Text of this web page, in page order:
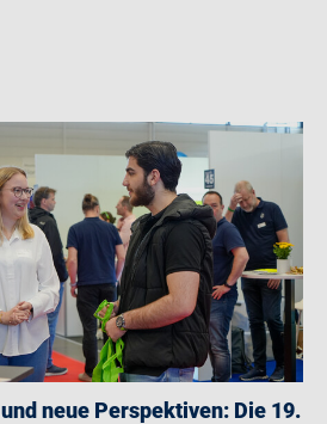
neue Perspektiven: Die 19.